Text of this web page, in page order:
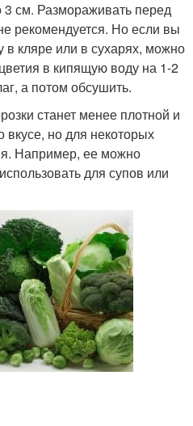
3 см. Размораживать перед
рекомендуется. Но если вы
в кляре или в сухарях, можно
в кипящую воду на 1-2
а потом обсушить.
станет менее плотной и
вкусе, но для некоторых
Например, ее можно
для супов или